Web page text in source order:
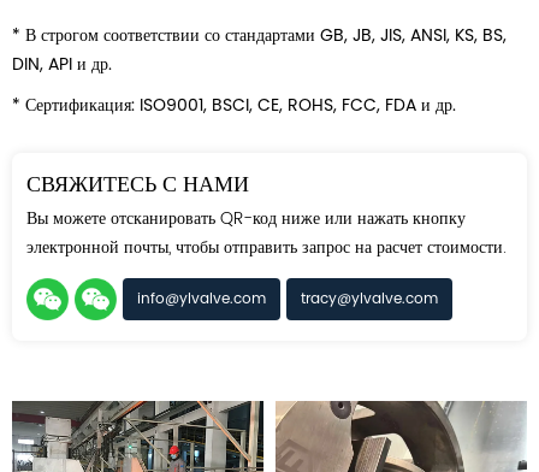
* В строгом соответствии со стандартами GB, JB, JIS, ANSI, KS, BS,
DIN, API и др.
* Сертификация: ISO9001, BSCI, CE, ROHS, FCC, FDA и др.
СВЯЖИТЕСЬ С НАМИ
Вы можете отсканировать QR-код ниже или нажать кнопку
электронной почты, чтобы отправить запрос на расчет стоимости.
info@ylvalve.com tracy@ylvalve.com